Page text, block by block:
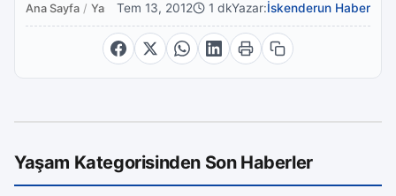
Ana Sayfa / YaşamTem 13, 2012 1 dkYazar:İskenderun Haber
Yaşam Kategorisinden Son Haberler